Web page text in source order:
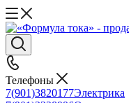
Телефоны
7(901)3820177Электрика